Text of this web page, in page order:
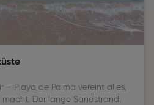
– Playa de Palma vereint alles,
Der lange Sandstrand,